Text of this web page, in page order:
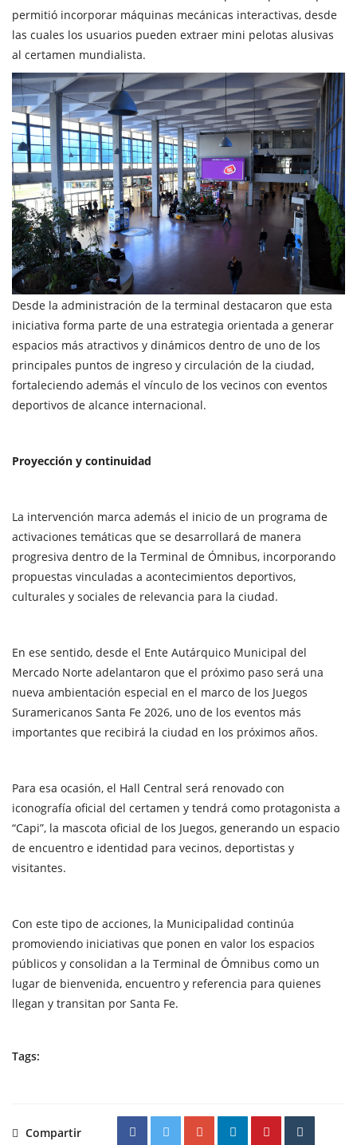
permitió incorporar máquinas mecánicas interactivas, desde
las cuales los usuarios pueden extraer mini pelotas alusivas
al certamen mundialista.
Desde la administración de la terminal destacaron que esta
iniciativa forma parte de una estrategia orientada a generar
espacios más atractivos y dinámicos dentro de uno de los
principales puntos de ingreso y circulación de la ciudad,
fortaleciendo además el vínculo de los vecinos con eventos
deportivos de alcance internacional.
Proyección y continuidad
La intervención marca además el inicio de un programa de
activaciones temáticas que se desarrollará de manera
progresiva dentro de la Terminal de Ómnibus, incorporando
propuestas vinculadas a acontecimientos deportivos,
culturales y sociales de relevancia para la ciudad.
En ese sentido, desde el Ente Autárquico Municipal del
Mercado Norte adelantaron que el próximo paso será una
nueva ambientación especial en el marco de los Juegos
Suramericanos Santa Fe 2026, uno de los eventos más
importantes que recibirá la ciudad en los próximos años.
Para esa ocasión, el Hall Central será renovado con
iconografía oficial del certamen y tendrá como protagonista a
“Capi”, la mascota oficial de los Juegos, generando un espacio
de encuentro e identidad para vecinos, deportistas y
visitantes.
Con este tipo de acciones, la Municipalidad continúa
promoviendo iniciativas que ponen en valor los espacios
públicos y consolidan a la Terminal de Ómnibus como un
lugar de bienvenida, encuentro y referencia para quienes
llegan y transitan por Santa Fe.
Tags:
Compartir